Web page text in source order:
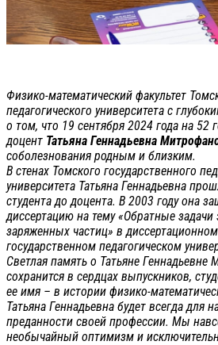
Физико-математический факультет
педагогического университета с
о том, что 19 сентября 2024 года на 52
доцент Татьяна Геннадьевна
соболезнования родным и близким.
В стенах Томского государственного
университета Татьяна Геннадьевна
студента до доцента. В 2003 году она
диссертацию на тему «Обратные задачи
заряженных частиц» в
государственном педагогическом
Светлая память о Татьяне
сохранится в сердцах выпускников,
ее имя – в истории физико-
Татьяна Геннадьевна будет всегда для
преданности своей профессии. Мы
необычайный оптимизм и